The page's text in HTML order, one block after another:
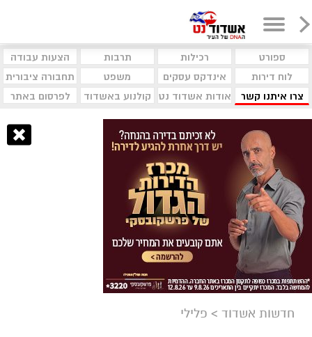
ספורט רכילות תרבות
הצעות עבודה
לוח דירות
אינדקס עסקים משפט
תחבורה ציבורית
צרו איתנו קשר
אודות אשדוד נט קולנוע באשדוד לפרסום באתר
חדשות אשדוד > פלילי